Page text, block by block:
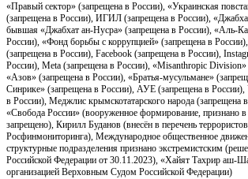
«Правый сектор» (запрещена в России), «Украинская
(запрещена в России), ИГИЛ (запрещена в России),
бывшая «Джабхат ан-Нусра» (запрещена в России), «Аль-
России), «Фонд борьбы с коррупцией» (запрещена в
(запрещена в России), Facebook (запрещена в России),
России), Meta (запрещена в России), «Misanthropic
«Азов» (запрещена в России), «Братья-мусульмане»
Синрике» (запрещена в России), АУЕ (запрещена в
в России), Меджлис крымскотатарского народа (запрещена
«Свобода России» (вооруженное формирование, признано
запрещено), Кирилл Буданов (внесён в перечень
Росфинмониторинга), Международное общественное
структурные подразделения признано экстремистским
Российской Федерации от 30.11.2023), «Хайят Тахрир аш-
организацией Верховным Судом Российской Федерации)